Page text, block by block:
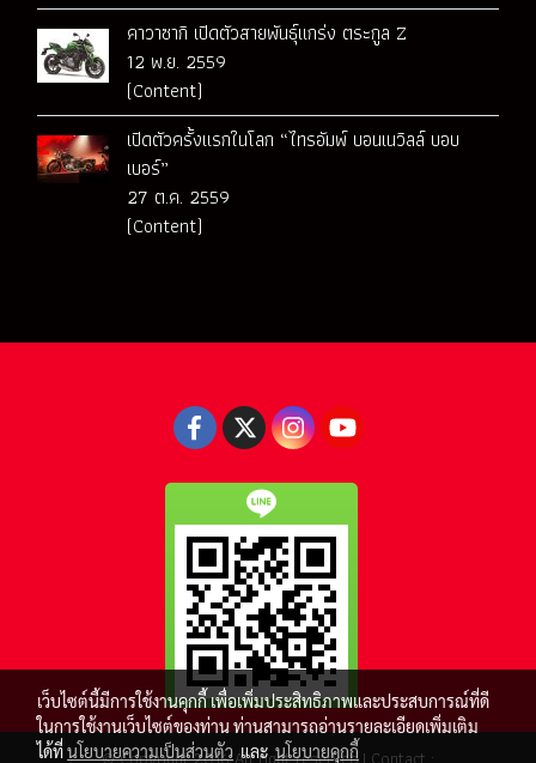
คาวาซากิ เปิดตัวสายพันธุ์แกร่ง ตระกูล Z
12 พ.ย. 2559
(Content)
เปิดตัวครั้งแรกในโลก “ไทรอัมพ์ บอนเนวิลล์ บอบ
เบอร์”
27 ต.ค. 2559
(Content)
© Copyright 2016 All right reserved.| Contact :
เว็บไซต์นี้มีการใช้งานคุกกี้ เพื่อเพิ่มประสิทธิภาพและประสบการณ์ที่ดี
ในการใช้งานเว็บไซต์ของท่าน ท่านสามารถอ่านรายละเอียดเพิ่มเติม
ได้ที่นโยบายความเป็นส่วนตัว และนโยบายคุกกี้